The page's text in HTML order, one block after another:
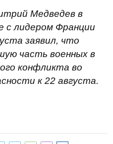
Медведев в
с лидером Франции
заявил, что
часть военных в
конфликта во
к 22 августа.